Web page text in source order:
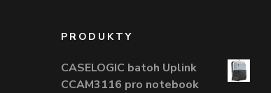
PRODUKTY
CASELOGIC batoh Uplink
CCAM3116 pro notebook